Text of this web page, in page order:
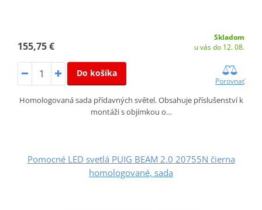
155,75 €
Skladom
u vás do 12. 08.
Do košíka
Porovnať
Homologovaná sada přídavných světel. Obsahuje příslušenství k
montáži s objímkou o…
Pomocné LED svetlá PUIG BEAM 2.0 20755N čierna
homologované, sada